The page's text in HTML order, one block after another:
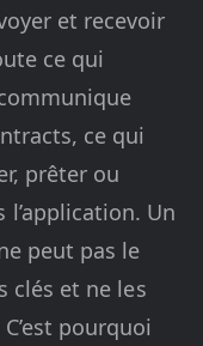
et recevoir
ce qui
ce qui
prêter ou
Un
peut pas le
clés et ne les
pourquoi